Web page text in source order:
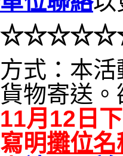
☆☆☆
式：本
物寄送
月12日
明攤位名